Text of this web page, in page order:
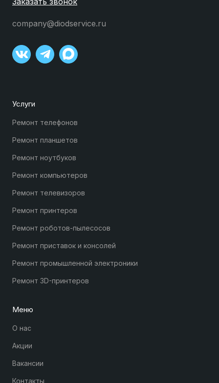
company@diodservice.ru
Услуги
Ремонт телефонов
Ремонт планшетов
Ремонт ноутбуков
Ремонт компьютеров
Ремонт телевизоров
Ремонт принтеров
Ремонт роботов-пылесосов
Ремонт приставок и консолей
Ремонт промышленной электроники
Ремонт 3D-принтеров
Меню
О нас
Акции
Вакансии
Контакты